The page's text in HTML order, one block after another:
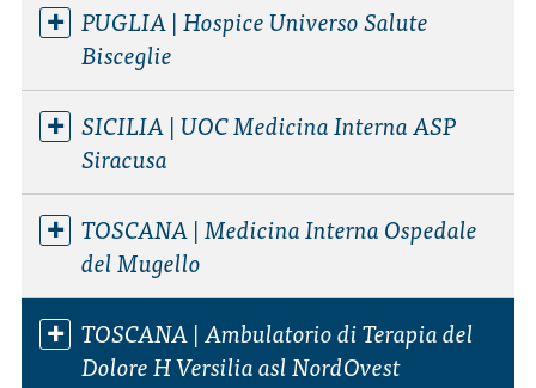
PUGLIA | Hospice Universo Salute
Bisceglie
SICILIA | UOC Medicina Interna ASP
Siracusa
TOSCANA | Medicina Interna Ospedale
del Mugello
TOSCANA | Ambulatorio di Terapia del
Dolore H Versilia asl NordOvest